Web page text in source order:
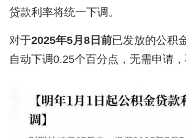
贷款利率将统一下调。
对于2025年5月8日前已发放的公积
自动下调0.25个百分点，无需申请，